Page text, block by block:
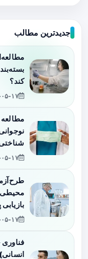
جدیدترین مطالب
کند؟
محیطی